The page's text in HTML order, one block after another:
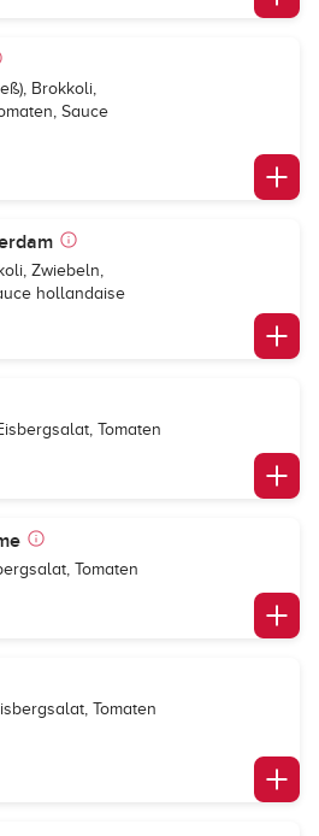
Brokkoli,
Sauce
Zwiebeln,
hollandaise
Tomaten
Tomaten
Tomaten